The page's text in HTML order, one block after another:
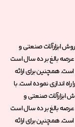
ابزارآلات صنعتی و
عرصه بالغ بر ده سال است
همچنین برای ارائه
اندازی نموده است. با
صنعتی و
عرصه بالغ بر ده سال است
همچنین برای ارائه